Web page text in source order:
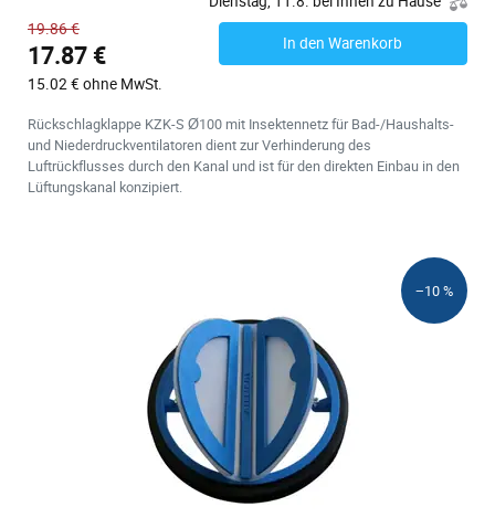
19.86 €
17.87 €
15.02 € ohne MwSt.
In den Warenkorb
Rückschlagklappe KZK-S Ø100 mit Insektennetz für Bad-/Haushalts-
und Niederdruckventilatoren dient zur Verhinderung des
Luftrückflusses durch den Kanal und ist für den direkten Einbau in den
Lüftungskanal konzipiert.
−10 %